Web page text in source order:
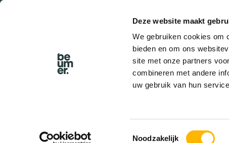
Deze website maakt
We gebruiken cookies om
bieden en om ons
site met onze partners
combineren met andere
uw gebruik van hun
Toestemmingsselectie
Noodzakelijk